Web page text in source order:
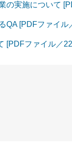
の実施について
QA [PDFファイル
[PDFファイル／